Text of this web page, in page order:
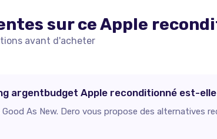
sur ceApple
avant d'acheter
argentbudget Apple reconditionné est-
As New. Dero vous propose des alternatives